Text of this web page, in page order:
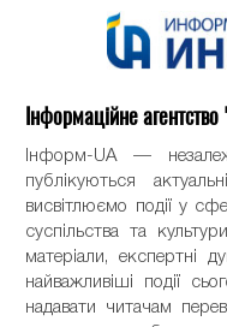
Інформаційне
Інформ-UA —
публікуються
висвітлюємо події у
суспільства та
матеріали, експертні
найважливіші події
надавати читачам